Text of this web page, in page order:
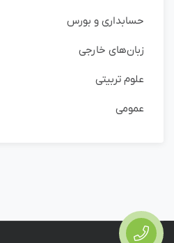
حسابداری و بورس
زبان‌های خارجی
علوم تربیتی
عمومی